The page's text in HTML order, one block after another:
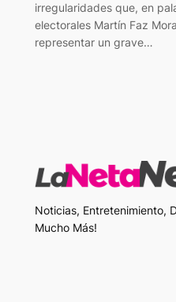
irregularidades que, en
electorales Martín Faz
representar un grave…
Noticias, Entretenimiento,
Mucho Más!